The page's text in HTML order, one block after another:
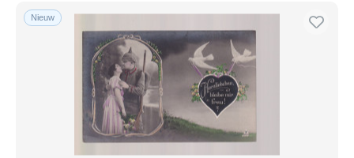
Nieuw